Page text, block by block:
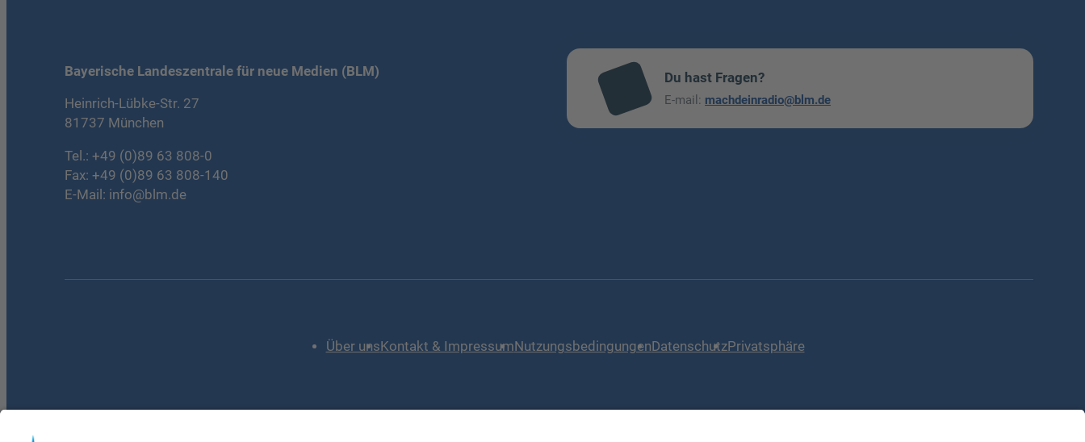
Bayerische Landeszentrale für neue Medien (BLM)
Heinrich-Lübke-Str. 27
81737 München
Tel.: +49 (0)89 63 808-0
Fax: +49 (0)89 63 808-140
E-Mail: info@blm.de
mai
l
Du hast Fragen?
E-mail: machdeinradio@blm.de
Über unsKontakt & ImpressumNutzungsbedingungenDatenschutzPrivatsphäre